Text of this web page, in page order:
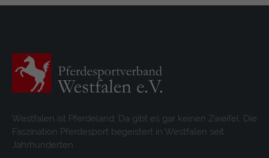
Westfalen ist Pferdeland. Da gibt es gar keinen Zweifel. Die
Faszination Pferdesport begeistert in Westfalen seit
Jahrhunderten.